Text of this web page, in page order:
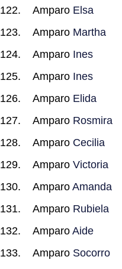
Amparo Elsa
Amparo Martha
Amparo Ines
Amparo Ines
Amparo Elida
Amparo Rosmira
Amparo Cecilia
Amparo Victoria
Amparo Amanda
Amparo Rubiela
Amparo Aide
Amparo Socorro